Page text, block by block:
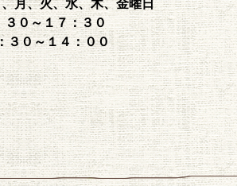
、水、木、金曜日
～１７：３０
０～１４：００